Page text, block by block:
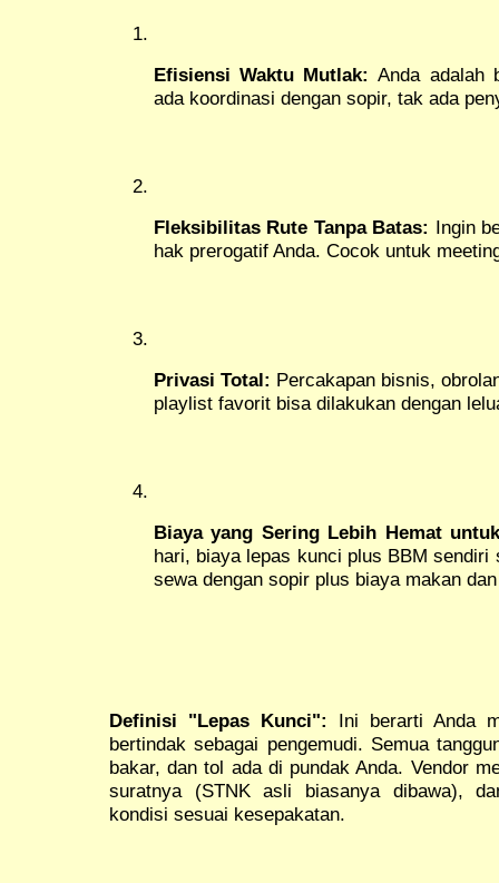
Efisiensi Waktu Mutlak: Anda adalah
ada koordinasi dengan sopir, tak ada
Fleksibilitas Rute Tanpa Batas: Ingin
hak prerogatif Anda. Cocok untuk
Privasi Total: Percakapan bisnis,
playlist favorit bisa dilakukan dengan
Biaya yang Sering Lebih Hemat
hari, biaya lepas kunci plus BBM
sewa dengan sopir plus biaya makan
Definisi "Lepas Kunci":
Ini berarti Anda
bertindak sebagai pengemudi. Semua
bakar, dan tol ada di pundak Anda. Vendor
suratnya (STNK asli biasanya dibawa),
kondisi sesuai kesepakatan.